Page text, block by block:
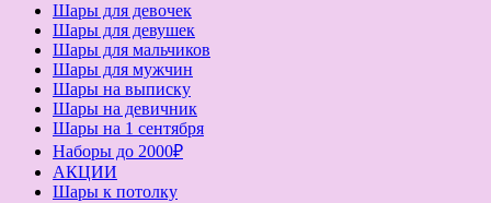
Шары для девочек
Шары для девушек
Шары для мальчиков
Шары для мужчин
Шары на выписку
Шары на девичник
Шары на 1 сентября
Наборы до 2000₽
АКЦИИ
Шары к потолку